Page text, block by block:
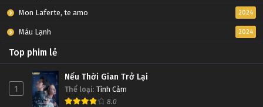
Mon Laferte, te amo 2024
Máu Lạnh 2024
Top phim lẻ
1
Nếu Thời Gian Trở Lại
Thể loại: Tình Cảm
8.0